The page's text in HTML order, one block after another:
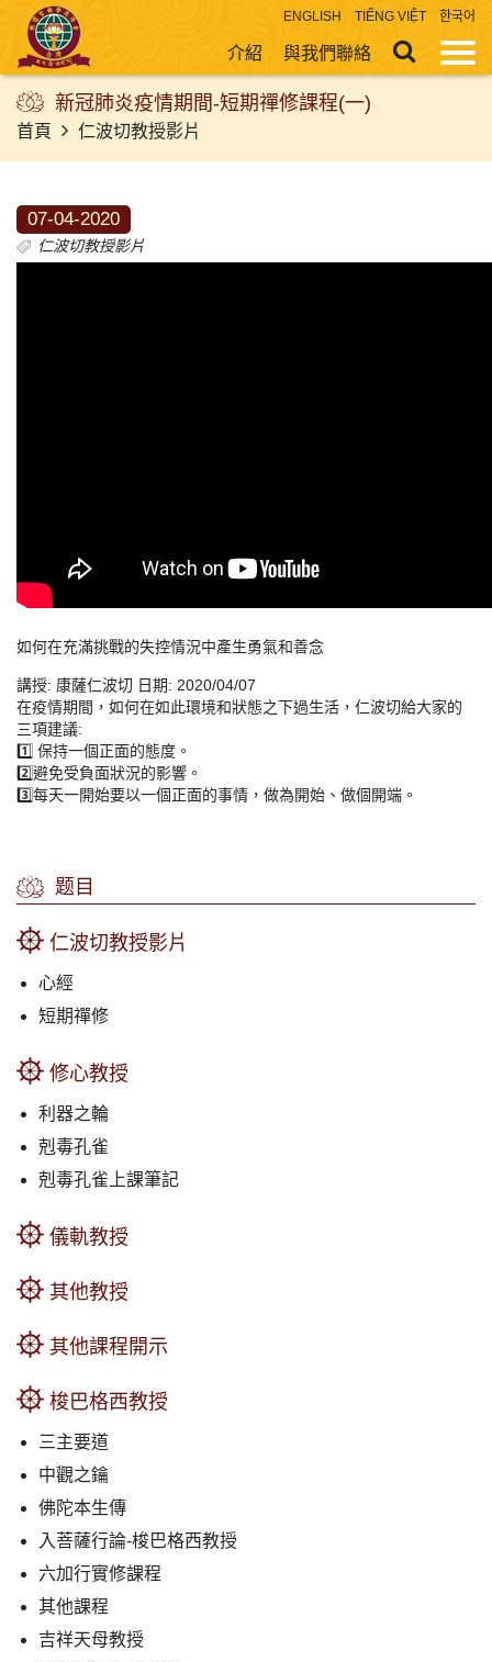
ENGLISH TIẾNG VIỆT 한국어
介紹 與我們聯絡
新冠肺炎疫情期間-短期禪修課程(一)
首頁 仁波切教授影片
07-04-2020
仁波切教授影片
如何在充滿挑戰的失控情況中產生勇氣和善念
講授: 康薩仁波切 日期: 2020/04/07
在疫情期間，如何在如此環境和狀態之下過生活，仁波切給大家的
三項建議:
1️⃣ 保持一個正面的態度。
2️⃣避免受負面狀況的影響。
3️⃣每天一開始要以一個正面的事情，做為開始、做個開端。
题目
仁波切教授影片
心經
短期禪修
修心教授
利器之輪
剋毒孔雀
剋毒孔雀上課筆記
儀軌教授
其他教授
其他課程開示
梭巴格西教授
三主要道
中觀之鑰
佛陀本生傳
入菩薩行論-梭巴格西教授
六加行實修課程
其他課程
吉祥天母教授